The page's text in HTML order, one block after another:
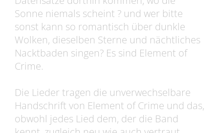
Sonne niemals scheint ? und wer bitte
sonst kann so romantisch über dunkle
Wolken, dieselben Sterne und nächtliches
Nacktbaden singen? Es sind Element of
Crime.
Die Lieder tragen die unverwechselbare
Handschrift von Element of Crime und das,
obwohl jedes Lied dem, der die Band